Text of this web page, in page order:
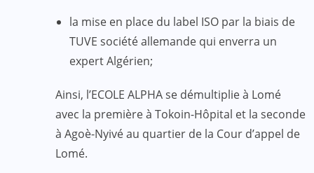
la mise en place du label ISO par la biais de
TUVE société allemande qui enverra un
expert Algérien;
Ainsi, l’ECOLE ALPHA se démultiplie à Lomé
avec la première à Tokoin-Hôpital et la seconde
à Agoè-Nyivé au quartier de la Cour d’appel de
Lomé.